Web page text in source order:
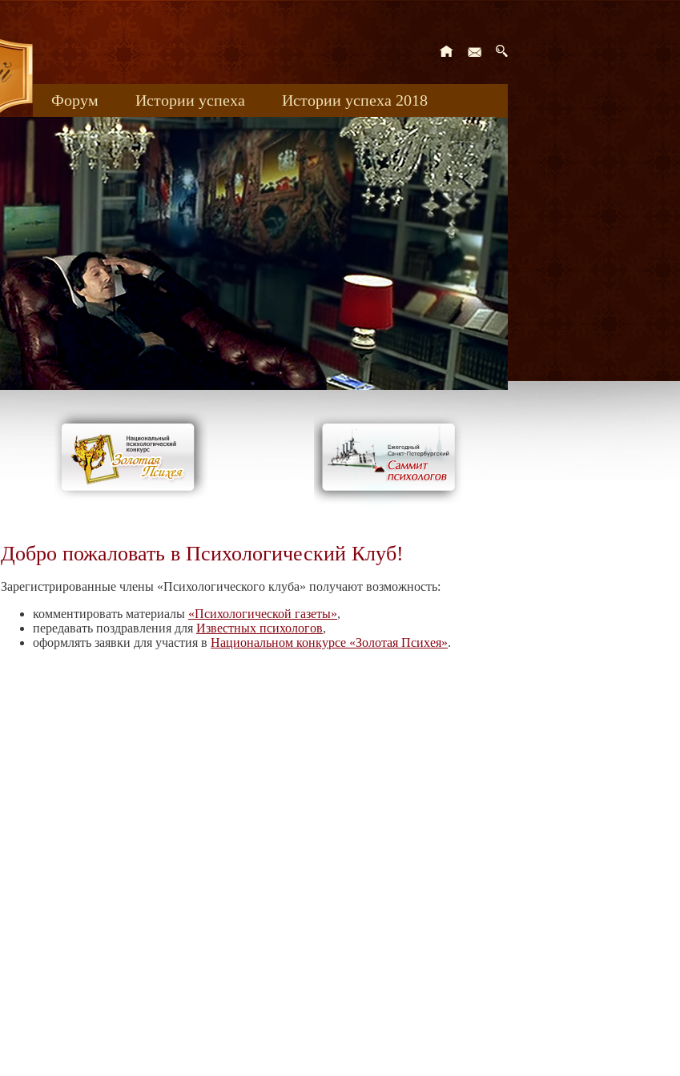
Форум Истории успеха
Истории успеха 2018
Книжные новинки
uspeh_2017
Добро пожаловать в Психологический Клуб!
Зарегистрированные члены «Психологического клуба» получают возможность:
комментировать материалы «Психологической газеты»,
передавать поздравления для Известных психологов,
оформлять заявки для участия в Национальном конкурсе «Золотая Психея».